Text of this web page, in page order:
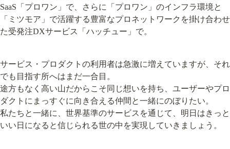
SaaS「プロワン」で、さらに「プロワン」のインフラ環境と
「ミツモア」で活躍する豊富なプロネットワークを掛け合わせ
た受発注DXサービス「ハッチュー」で。
サービス・プロダクトの利用者は急激に増えていますが、それ
でも目指す所へはまだ一合目。
途方もなく高い山だからこそ同じ想いを持ち、ユーザーやプロ
ダクトにまっすぐに向き合える仲間と一緒にのぼりたい。
私たちと一緒に、世界基準のサービスを通じて、明日はきっと
いい日になると信じられる世の中を実現していきましょう。